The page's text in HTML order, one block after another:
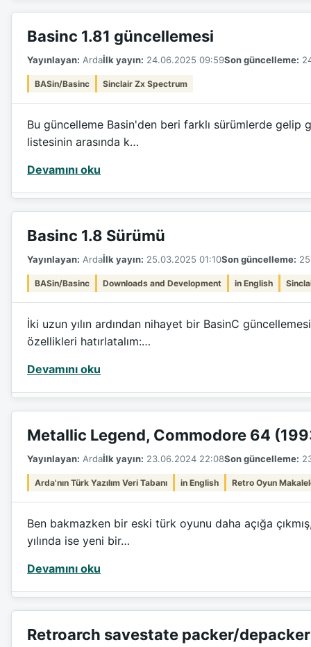
Basinc 1.81 güncellemesi
Yayınlayan: Ardaİlk yayın: 24.06.2025 09:59Son güncelleme:
BASin/Basinc Sinclair Zx Spectrum
Bu güncelleme Basin'den beri farklı sürümlerde
listesinin arasında k…
Devamını oku
Basinc 1.8 Sürümü
Yayınlayan: Ardaİlk yayın: 25.03.2025 01:10Son güncelleme:
BASin/Basinc Downloads and Development in English
İki uzun yılın ardından nihayet bir BasinC
özellikleri hatırlatalım:…
Devamını oku
Metallic Legend, Commodore 64
Yayınlayan: Ardaİlk yayın: 23.06.2024 22:08Son güncelleme:
Arda'nın Türk Yazılım Veri Tabanı in English Retro Oyun
Ben bakmazken bir eski türk oyunu daha açığa
yılında ise yeni bir…
Devamını oku
Retroarch savestate packer/